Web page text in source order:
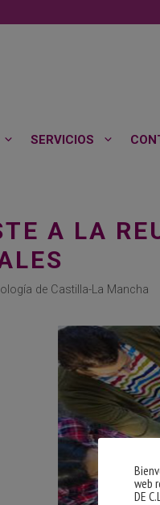
SERVICIOS
A LA
de Castilla-La Mancha
web
DE